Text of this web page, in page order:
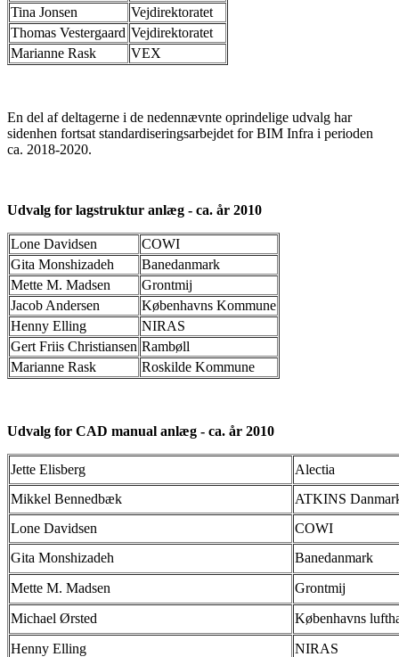
Tina Jonsen
Vejdirektoratet
Thomas Vestergaard Vejdirektoratet
Marianne Rask
VEX
En del af deltagerne i de nedennævnte oprindelige udvalg har
sidenhen fortsat standardiseringsarbejdet for BIM Infra i perioden
ca. 2018-2020.
Udvalg for lagstruktur anlæg - ca. år 2010
Lone Davidsen
COWI
Gita Monshizadeh
Banedanmark
Mette M. Madsen
Grontmij
Jacob Andersen
Københavns Kommune
Henny Elling
NIRAS
Gert Friis Christiansen Rambøll
Marianne Rask
Roskilde Kommune
Udvalg for CAD manual anlæg - ca. år 2010
Jette Elisberg
Alectia
Mikkel Bennedbæk
ATKINS
Lone Davidsen
COWI
Gita Monshizadeh
Banedanmark
Mette M. Madsen
Grontmij
Michael Ørsted
Københavns
Henny Elling
NIRAS